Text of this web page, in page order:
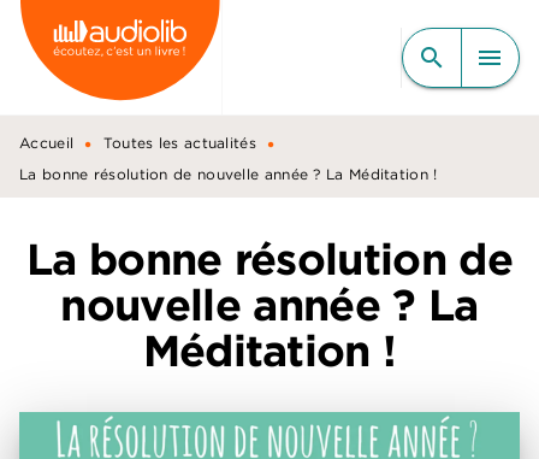
MENU RECHERCHE
CONTENU
PIED DE PAGE
search menu
Accueil • Toutes les actualités •
La bonne résolution de nouvelle année ? La Méditation !
La bonne résolution de
nouvelle année ? La
Méditation !